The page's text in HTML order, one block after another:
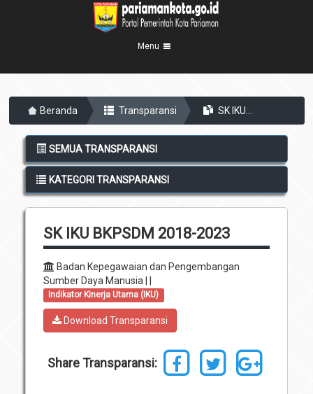
Menu
Profil Kota
Sejarah
Lambang Kota
Demografis
Geografis
Pemerintahan
Eksekutif
Legislatif
Sekretariat Daerah
Kecamatan
Desa
Kelurahan
Unit Pelaksana Teknis (UPT)
Berita Kota
Transparansi
Informasi
Layanan
Agenda
Pengumuman
Infografis
Download
Penghargaan
Beranda Transparansi SK IKU...
SEMUA TRANSPARANSI
KATEGORI TRANSPARANSI
SK IKU BKPSDM 2018-2023
Badan Kepegawaian dan Pengembangan
Sumber Daya Manusia | |
Indikator Kinerja Utama (IKU)
Download Transparansi
Share Transparansi: